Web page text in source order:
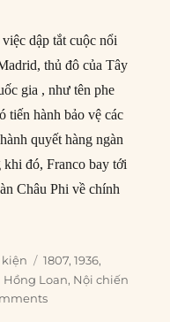
dập tắt cuộc nổi
thủ đô của Tây
gia , như tên phe
tiến hành bảo vệ các
quyết hàng ngàn
đó, Franco bay tới
Châu Phi về chính
Nội chiến Tây Ban Nha
kiện Tags
1807,1936,
Hồng Loan, Nội chiến